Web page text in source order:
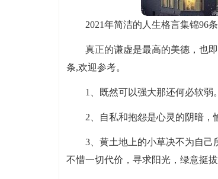
2021年简洁的人生格言集锦96条
真正的谦虚是最高的美德，也
条,欢迎参考。
1、既然可以强大那还何必软弱。
2、自私和抱怨是心灵的阴暗，
3、黄土地上的小草决不为自
不惜一切代价，寻求阳光，绿意挺拔